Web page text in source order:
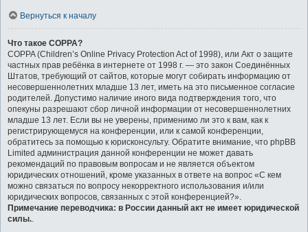
Вернуться к началу
Что такое COPPA?
COPPA (Children’s Online Privacy Protection Act of 1998), или Акт о защите
частных прав ребёнка в интернете от 1998 г. — это закон Соединённых
Штатов, требующий от сайтов, которые могут собирать информацию от
несовершеннолетних младше 13 лет, иметь на это письменное согласие
родителей. Допустимо наличие иного вида подтверждения того, что
опекуны разрешают сбор личной информации от несовершеннолетних
младше 13 лет. Если вы не уверены, применимо ли это к вам, как к
регистрирующемуся на конференции, или к самой конференции,
обратитесь за помощью к юрисконсульту. Обратите внимание, что phpBB
Limited администрация данной конференции не может давать
рекомендаций по правовым вопросам и не является объектом
юридических отношений, кроме указанных в ответе на вопрос «С кем
можно связаться по вопросу некорректного использования и/или
юридических вопросов, связанных с этой конференцией?».
Примечание переводчика: в России данный акт не имеет юридической
силы..